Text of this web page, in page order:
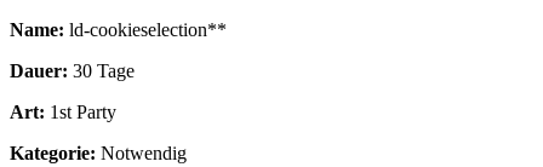
Name: ld-cookieselection**
Dauer: 30 Tage
Art: 1st Party
Kategorie: Notwendig